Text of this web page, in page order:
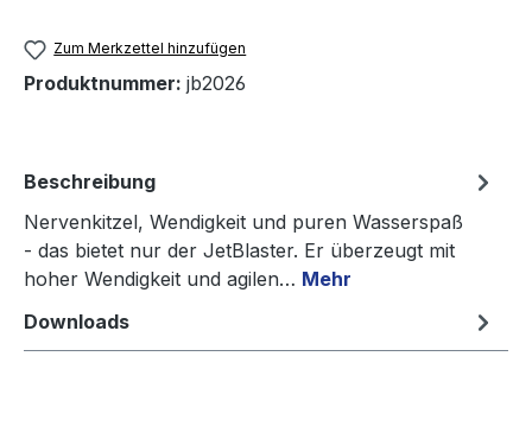
Zum Merkzettel hinzufügen
Produktnummer: jb2026
Beschreibung
Nervenkitzel, Wendigkeit und puren Wasserspaß
- das bietet nur der JetBlaster. Er überzeugt mit
hoher Wendigkeit und agilen… Mehr
Downloads